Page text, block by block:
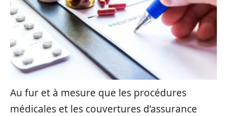
Au fur et à mesure que les procédures
médicales et les couvertures d’assurance